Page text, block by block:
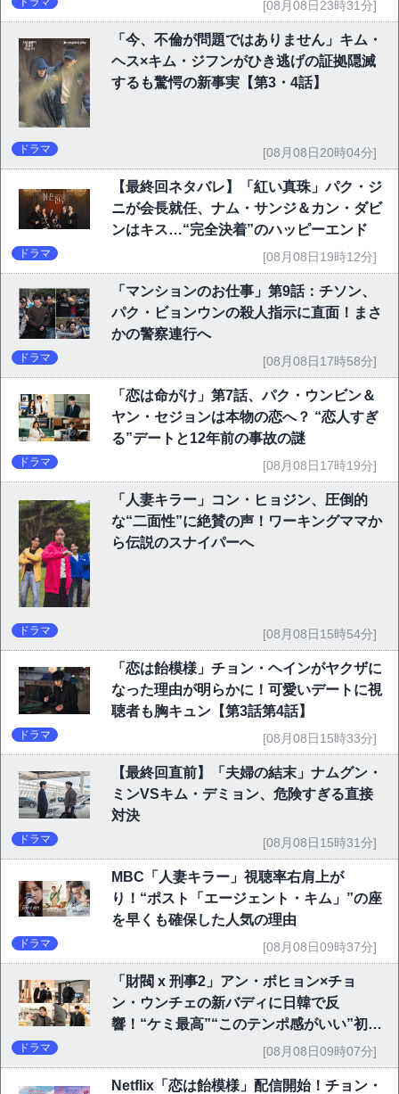
[08月08日23時31分]
「今、不倫が問題ではありません」キム・
ヘス×キム・ジフンがひき逃げの証拠隠滅
するも驚愕の新事実【第3・4話】
ドラマ [08月08日20時04分]
【最終回ネタバレ】「紅い真珠」パク・ジ
ニが会長就任、ナム・サンジ＆カン・ダビ
ンはキス…“完全決着”のハッピーエンド
ドラマ [08月08日19時12分]
「マンションのお仕事」第9話：チソン、
パク・ビョンウンの殺人指示に直面！まさ
かの警察連行へ
ドラマ [08月08日17時58分]
「恋は命がけ」第7話、パク・ウンビン＆
ヤン・セジョンは本物の恋へ？ “恋人すぎ
る”デートと12年前の事故の謎
ドラマ [08月08日17時19分]
「人妻キラー」コン・ヒョジン、圧倒的
な“二面性”に絶賛の声！ワーキングママか
ら伝説のスナイパーへ
ドラマ [08月08日15時54分]
「恋は飴模様」チョン・ヘインがヤクザに
なった理由が明らかに！可愛いデートに視
聴者も胸キュン【第3話第4話】
ドラマ [08月08日15時33分]
【最終回直前】「夫婦の結末」ナムグン・
ミンVSキム・デミョン、危険すぎる直接
対決
ドラマ [08月08日15時31分]
MBC「人妻キラー」視聴率右肩上が
り！“ポスト「エージェント・キム」”の座
を早くも確保した人気の理由
ドラマ [08月08日09時37分]
「財閥 x 刑事2」アン・ボヒョン×チョ
ン・ウンチェの新バディに日韓で反
響！“ケミ最高”“このテンポ感がいい”初回
ドラマ [08月08日09時07分]
Netflix「恋は飴模様」配信開始！チョン・